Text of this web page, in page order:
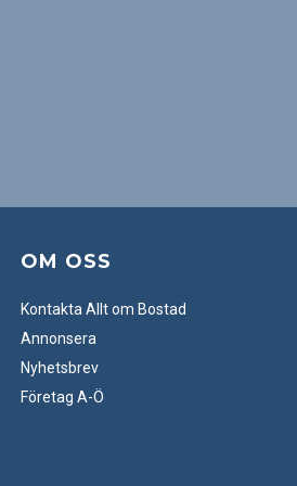
OM OSS
Kontakta Allt om Bostad
Annonsera
Nyhetsbrev
Företag A-Ö